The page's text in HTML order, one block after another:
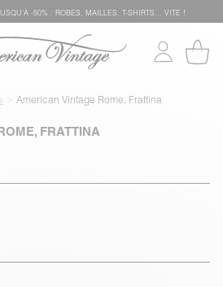
-50% : ROBES, MAILLES, T-SHIRTS... VITE !
American Vintage Rome, Frattina
FRATTINA